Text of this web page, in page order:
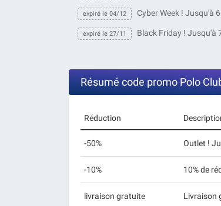
expiré le 04/12 Cyber Week ! Jusqu'à
expiré le 27/11 Black Friday ! Jusqu'à
Résumé code promo Polo
Réduction
-50% Outlet !
-10% 10% de
livraison gratuite Livraison